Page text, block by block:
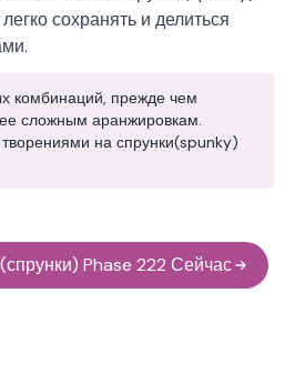
сохранять и делиться
комбинаций, прежде чем
сложным аранжировкам.
на спрунки(spunky)
Phase 222 Сейчас